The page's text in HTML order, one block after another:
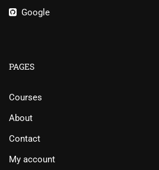
Google
PAGES
Courses
About
Contact
My account